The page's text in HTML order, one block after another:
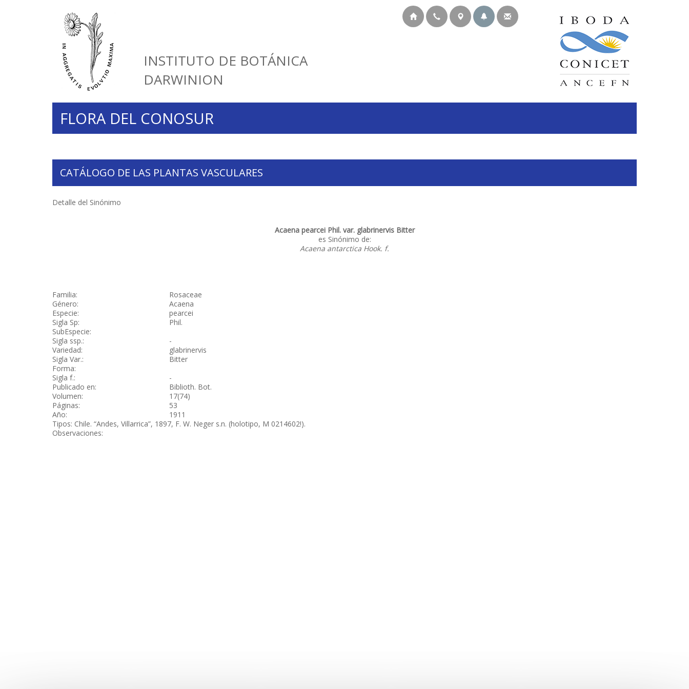
INSTITUTO DE BOTÁNICA
DARWINION
FLORA DEL CONOSUR
CATÁLOGO DE LAS PLANTAS VASCULARES
Detalle del Sinónimo
Acaena pearcei Phil. var. glabrinervis Bitter
es Sinónimo de:
Acaena antarctica Hook. f.
Familia:
Rosaceae
Género:
Acaena
Especie:
pearcei
Sigla Sp:
Phil.
SubEspecie:
Sigla ssp.:
-
Variedad:
glabrinervis
Sigla Var.:
Bitter
Forma:
Sigla f.:
-
Publicado en:
Biblioth. Bot.
Volumen:
17(74)
Páginas:
53
Año:
1911
Tipos: Chile. “Andes, Villarrica”, 1897, F. W. Neger s.n. (holotipo, M 0214602!).
Observaciones: